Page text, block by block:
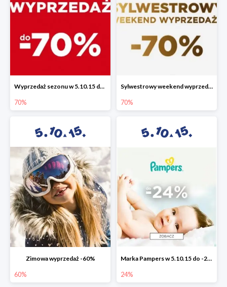
Wyprzedaż sezonu w 5.10.15 do -70%
70%
Sylwestrowy weekend wyprzedaży do -70%
70%
Zimowa wyprzedaż -60%
60%
Marka Pampers w 5.10.15 do -24%
24%